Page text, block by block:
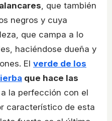
, que también
negros y cuya
que campa a lo
haciéndose dueña y
El verde de los
que hace las
la perfección con el
característico de esta